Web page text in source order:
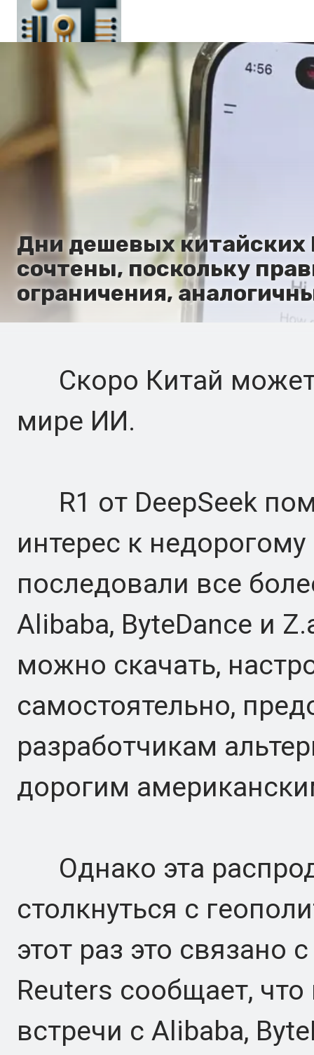
Главная
Ru
Дни дешевых
сочтены, поскольку
ограничения,
Скоро Китай может
мире ИИ.
R1 от DeepSeek
интерес к
последовали все
Alibaba, ByteDance и
можно скачать,
самостоятельно,
разработчикам
дорогим
Однако эта
столкнуться с
этот раз это связано
Reuters сообщает,
встречи с Alibaba,